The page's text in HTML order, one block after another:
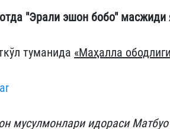
"Эрали эшон бобо" масжиди
туманида «Маҳалла
мусулмонлари идораси